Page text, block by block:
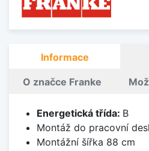
Informace
O značce Franke
Energetická třída: B
Montáž do pracovní
Montážní šířka 88 cm